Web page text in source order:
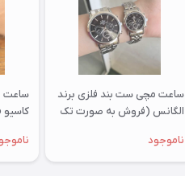
ساعت مچی ست بند فلزی برند
الگانس (فروش به صورت تک
ناموجود
ساعت